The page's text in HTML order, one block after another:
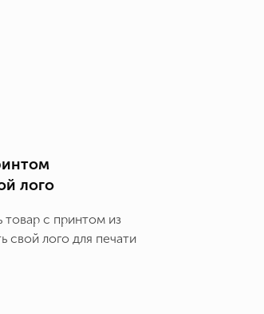
лого
товар с принтом из
свой лого для печати